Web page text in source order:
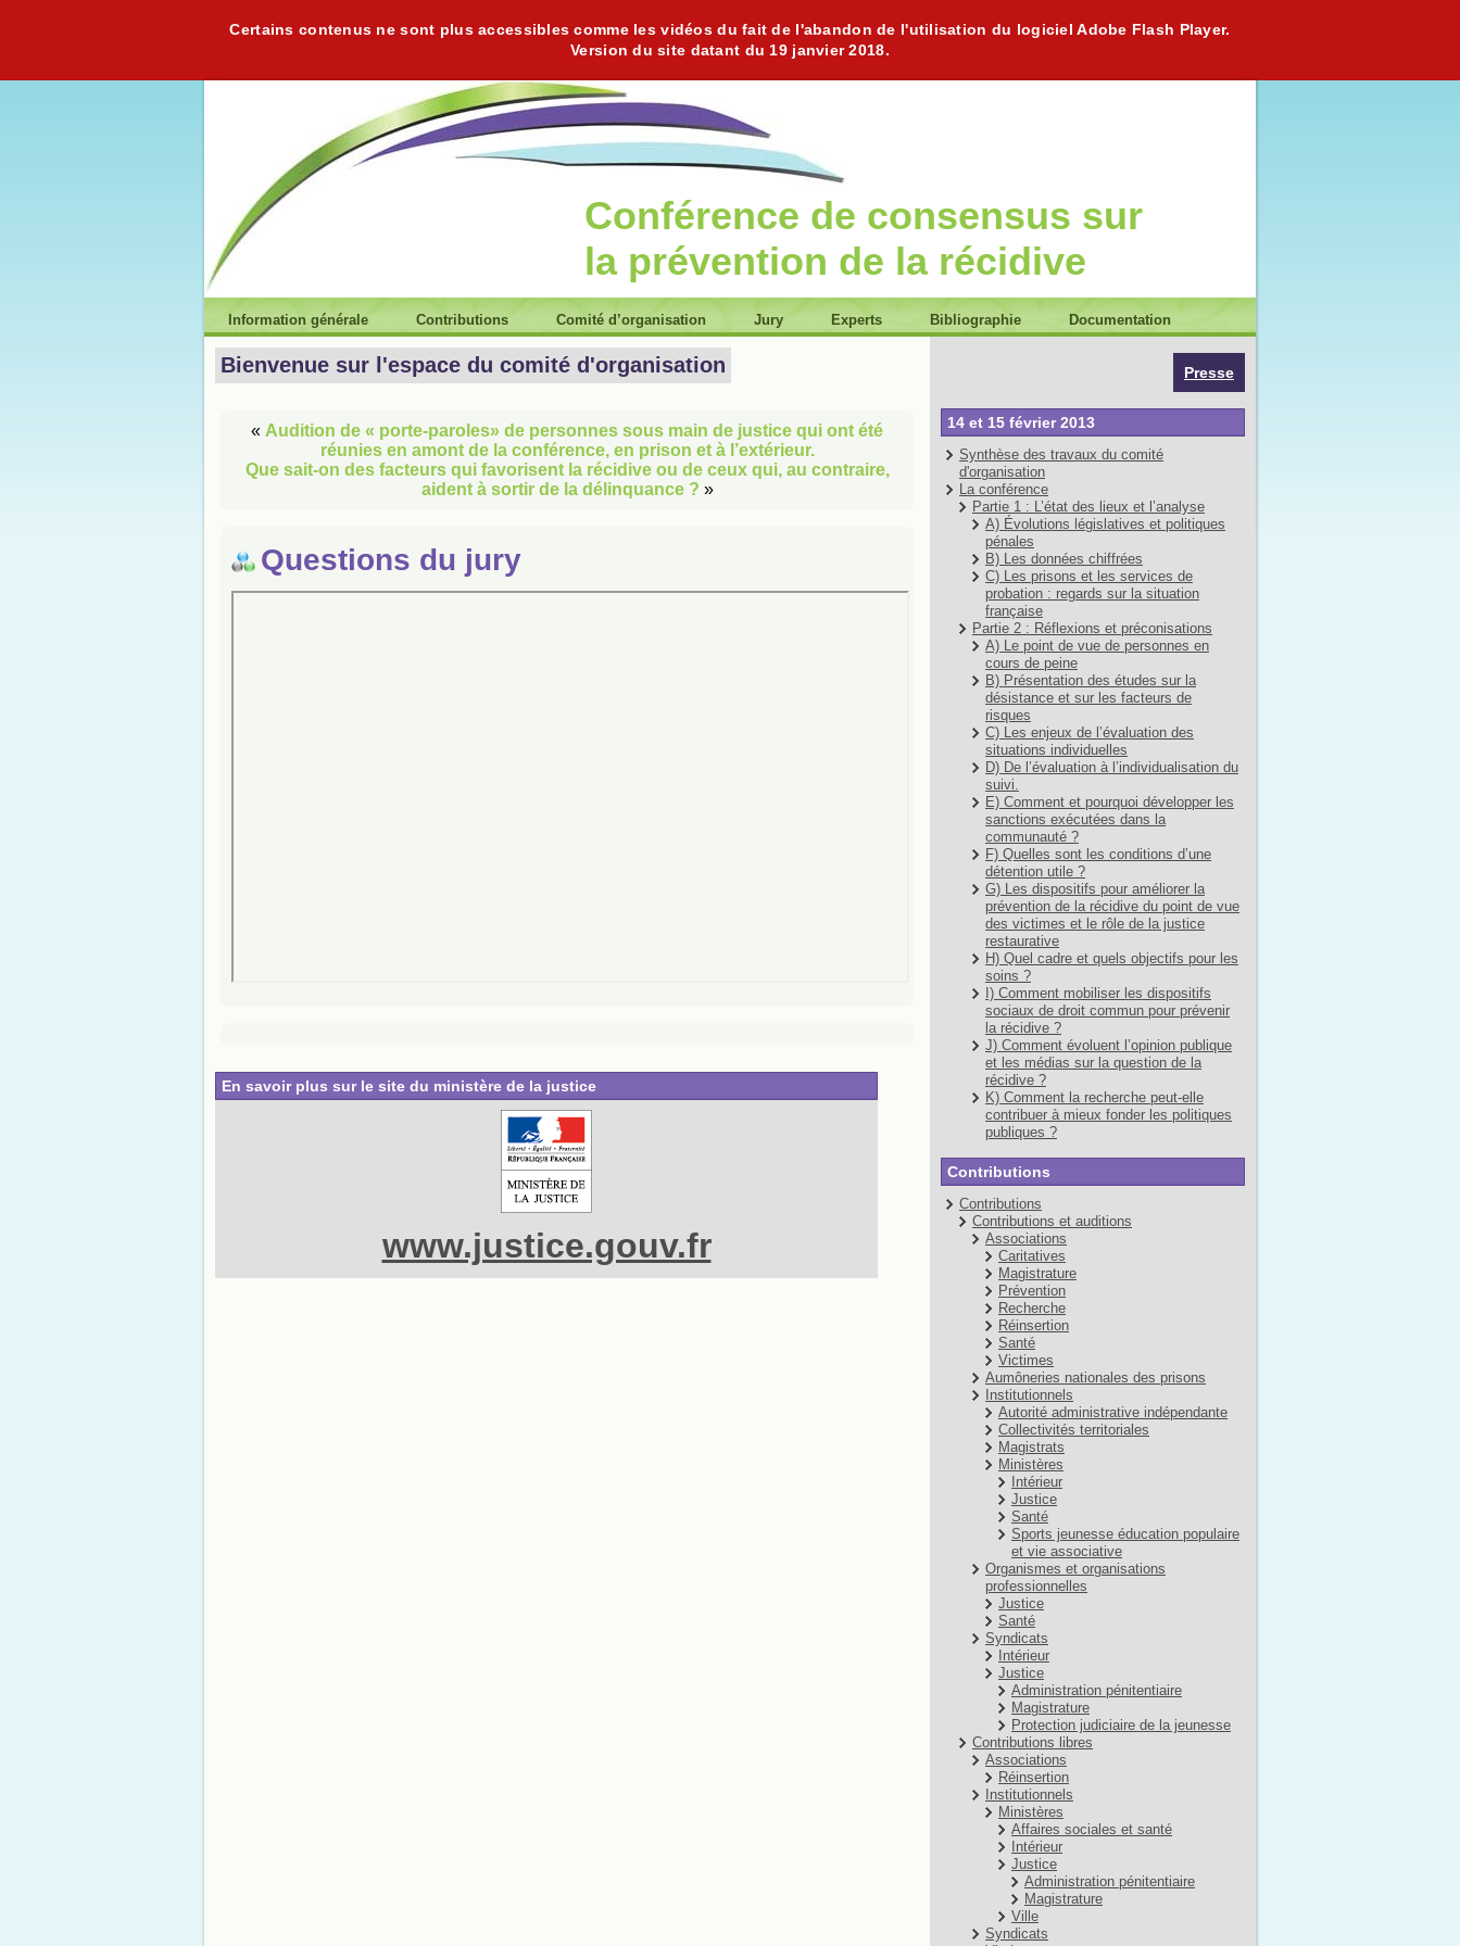
Certains contenus ne sont plus accessibles comme les vidéos du fait de l'abandon de l'utilisation du logiciel Adobe Flash Player.
Version du site datant du 19 janvier 2018.
Conférence de consensus sur
la prévention de la récidive
Information générale Contributions Comité d’organisation Jury Experts Bibliographie Documentation
Bienvenue sur l'espace du comité d'organisation
« Audition de « porte-paroles» de personnes sous main de justice qui ont été
réunies en amont de la conférence, en prison et à l’extérieur.
Que sait-on des facteurs qui favorisent la récidive ou de ceux qui, au contraire,
aident à sortir de la délinquance ? »
Questions du jury
En savoir plus sur le site du ministère de la justice
www.justice.gouv.fr
Presse
14 et 15 février 2013
Synthèse des travaux du comité
d'organisation
La conférence
Partie 1 : L’état des lieux et l’analyse
A) Évolutions législatives et politiques
pénales
B) Les données chiffrées
C) Les prisons et les services de
probation : regards sur la situation
française
Partie 2 : Réflexions et préconisations
A) Le point de vue de personnes en
cours de peine
B) Présentation des études sur la
désistance et sur les facteurs de
risques
C) Les enjeux de l’évaluation des
situations individuelles
D) De l’évaluation à l’individualisation du
suivi.
E) Comment et pourquoi développer les
sanctions exécutées dans la
communauté ?
F) Quelles sont les conditions d’une
détention utile ?
G) Les dispositifs pour améliorer la
prévention de la récidive du point de vue
des victimes et le rôle de la justice
restaurative
H) Quel cadre et quels objectifs pour les
soins ?
I) Comment mobiliser les dispositifs
sociaux de droit commun pour prévenir
la récidive ?
J) Comment évoluent l’opinion publique
et les médias sur la question de la
récidive ?
K) Comment la recherche peut-elle
contribuer à mieux fonder les politiques
publiques ?
Contributions
Contributions
Contributions et auditions
Associations
Caritatives
Magistrature
Prévention
Recherche
Réinsertion
Santé
Victimes
Aumôneries nationales des prisons
Institutionnels
Autorité administrative indépendante
Collectivités territoriales
Magistrats
Ministères
Intérieur
Justice
Santé
Sports jeunesse éducation populaire
et vie associative
Organismes et organisations
professionnelles
Justice
Santé
Syndicats
Intérieur
Justice
Administration pénitentiaire
Magistrature
Protection judiciaire de la jeunesse
Contributions libres
Associations
Réinsertion
Institutionnels
Ministères
Affaires sociales et santé
Intérieur
Justice
Administration pénitentiaire
Magistrature
Ville
Syndicats